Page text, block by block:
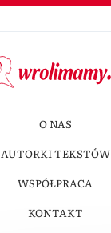
O NAS
AUTORKI TEKSTÓW
WSPÓŁPRACA
KONTAKT